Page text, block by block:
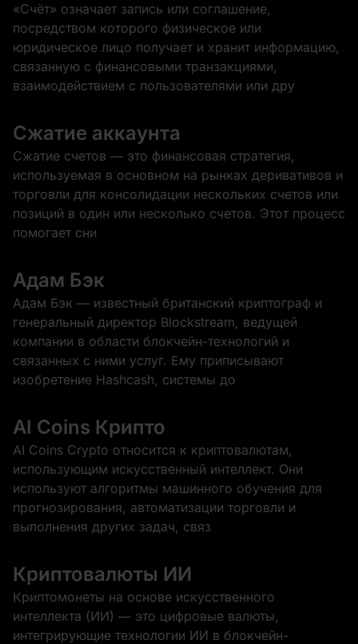
«Счёт» означает запись или соглашение,
посредством которого физическое или
юридическое лицо получает и хранит информацию,
связанную с финансовыми транзакциями,
взаимодействием с пользователями или дру
Сжатие аккаунта
Сжатие счетов — это финансовая стратегия,
используемая в основном на рынках деривативов и
торговли для консолидации нескольких счетов или
позиций в один или несколько счетов. Этот процесс
помогает сни
Адам Бэк
Адам Бэк — известный британский криптограф и
генеральный директор Blockstream, ведущей
компании в области блокчейн-технологий и
связанных с ними услуг. Ему приписывают
изобретение Hashcash, системы до
AI Coins Крипто
AI Coins Crypto относится к криптовалютам,
использующим искусственный интеллект. Они
используют алгоритмы машинного обучения для
прогнозирования, автоматизации торговли и
выполнения других задач, связ
Криптовалюты ИИ
Криптомонеты на основе искусственного
интеллекта (ИИ) — это цифровые валюты,
интегрирующие технологии ИИ в блокчейн-